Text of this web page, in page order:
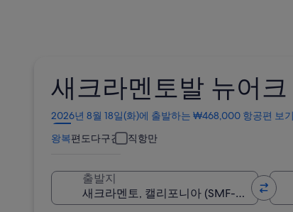
새크라멘토발 뉴어
2026년 8월 18일(화)에 출발하는 ₩468,000 항공편 보기
새
창
에
림
왕복편도다구간 직항만
출발지